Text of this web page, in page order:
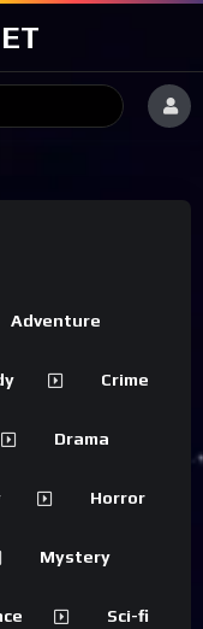
Adventure
Crime
Drama
Horror
Mystery
Sci-fi